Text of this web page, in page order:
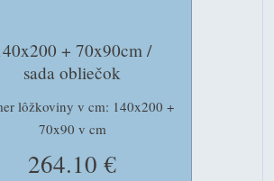
+ 70x90cm /
sada obliečok
lôžkoviny v cm: 140x200 +
70x90 v cm
264.10 €